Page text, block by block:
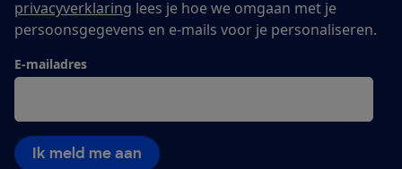
privacyverklaring lees je hoe we omgaan met je
persoonsgegevens en e-mails voor je personaliseren.
E-mailadres
Ik meld me aan